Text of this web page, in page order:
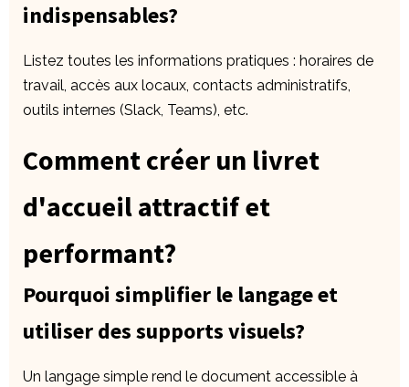
indispensables?
Listez toutes les informations pratiques : horaires de
travail, accès aux locaux, contacts administratifs,
outils internes (Slack, Teams), etc.
Comment créer un livret
d'accueil attractif et
performant?
Pourquoi simplifier le langage et
utiliser des supports visuels?
Un langage simple rend le document accessible à